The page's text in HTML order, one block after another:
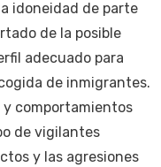
idoneidad de parte
de la posible
adecuado para
de inmigrantes.
y comportamientos
de vigilantes
y las agresiones